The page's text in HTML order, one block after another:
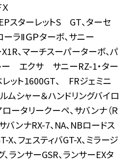
スターレットS GT、ターセ
ⅡＧＰターボ、サニー
、マーチスーパーターボ、パ
エクサ サニーRZ-1・ター
レット1600GT、 FRジェミニ
ムシャー＆ハンドリングバイロ
ロータリークーペ、サバンナ（Ｒ
バンナRX-7、NA、NBロードス
X、フェスティバGT-X、ミラージ
ランサーGSR、ランサーEXタ